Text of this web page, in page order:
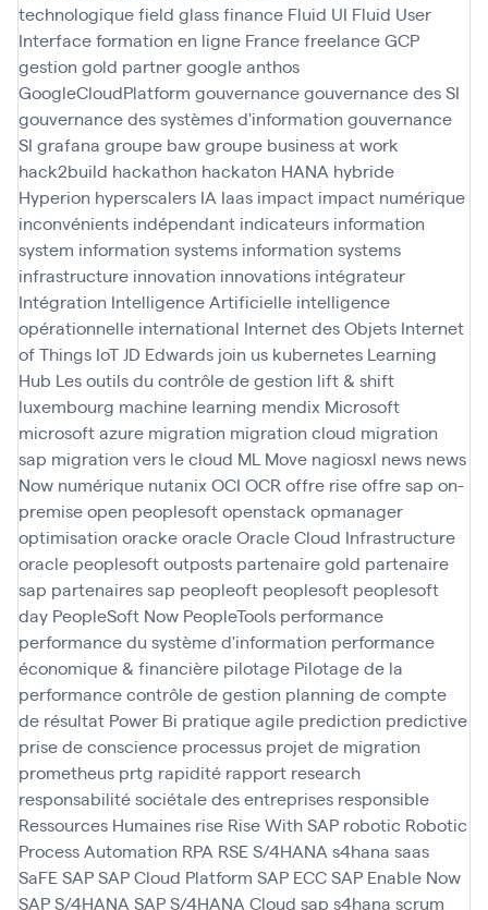
technologiquefield glassfinance Fluid UI Fluid User
Interfaceformation en ligne FrancefreelanceGCP
gestion gold partnergoogle anthos
GoogleCloudPlatform gouvernancegouvernance des SI
gouvernance des systèmes d'information gouvernance
SI grafana groupe bawgroupe business at work
hack2build hackathon hackaton HANA hybride
Hyperion hyperscalers IA Iaas impact impact numérique
inconvénients indépendant indicateurs information
system information systems information systems
infrastructure innovation innovations intégrateur
Intégration Intelligence Artificielle intelligence
opérationnelle international Internet des Objets Internet
of Things IoT JD Edwards join us kubernetes Learning
Hub Les outils du contrôle de gestion lift & shift
luxembourg machine learning mendix Microsoft
microsoft azure migration migration cloud migration
sap migration vers le cloud ML Move nagiosxl news news
Now numérique nutanix OCI OCR offre riseoffre sap on-
premiseopen peoplesoftopenstack opmanager
optimisation orackeoracleOracle Cloud Infrastructure
oracle peoplesoftoutposts partenaire gold partenaire
sap partenaires sap peopleoft peoplesoft peoplesoft
day PeopleSoft Now PeopleTools performance
performance du système d'information performance
économique & financière pilotage Pilotage de la
performance contrôle de gestion planning de compte
de résultat Power Bi pratique agile prediction predictive
prise de conscience processus projet de migration
prometheus prtg rapidité rapport research
responsabilité sociétale des entreprises responsible
Ressources Humaines rise Rise With SAP robotic Robotic
Process Automation RPA RSES/4HANA s4hana saas
SaFESAPSAP Cloud Platform SAP ECCSAP Enable Now
SAP S/4HANA SAP S/4HANA Cloud sap s4hana scrum